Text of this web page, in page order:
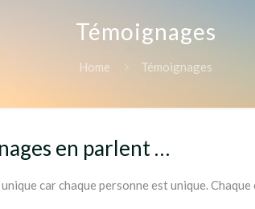
Témoignages
Home Témoignages
en parlent …
car chaque personne est unique.